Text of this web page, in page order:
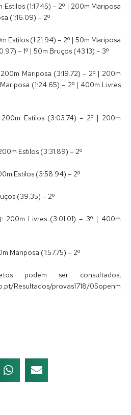
(1:17.45) – 2º | 200m Mariposa
(1:16.09) – 2º
Estilos (1:21.94) – 2º | 50m Mariposa
– 1º | 50m Bruços (43.13) – 3º
Mariposa (3:19.72) – 2º | 200m
(1:24.65) – 2º | 400m Livres
Estilos (3:03.74) – 2º | 200m
Estilos (3:31.89) – 2º
Estilos (3:58.94) – 2º
(39.35) – 2º
200m Livres (3:01.01) – 3º | 400m
Mariposa (1:57.75) – 2º
podem ser consultados,
Resultados/provas1718/05openm